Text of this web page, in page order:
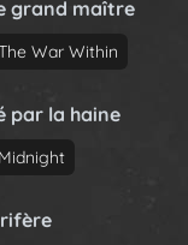
grand maître
War Within
par la haine
Midnight